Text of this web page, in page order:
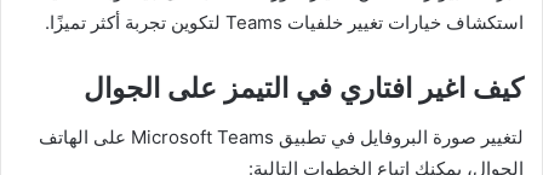
استكشاف خيارات تغيير خلفيات Teams لتكوين تجربة أكثر تميزًا.
كيف اغير افتاري في التيمز على الجوال
لتغيير صورة البروفايل في تطبيق Microsoft Teams على الهاتف
الجوال، يمكنك اتباع الخطوات التالية: